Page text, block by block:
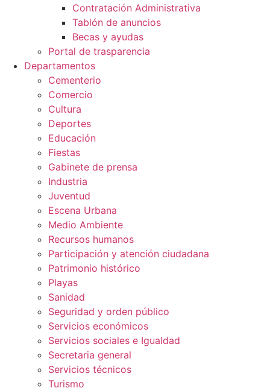
Contratación Administrativa
Tablón de anuncios
Becas y ayudas
Portal de trasparencia
Departamentos
Cementerio
Comercio
Cultura
Deportes
Educación
Fiestas
Gabinete de prensa
Industria
Juventud
Escena Urbana
Medio Ambiente
Recursos humanos
Participación y atención ciudadana
Patrimonio histórico
Playas
Sanidad
Seguridad y orden público
Servicios económicos
Servicios sociales e Igualdad
Secretaria general
Servicios técnicos
Turismo